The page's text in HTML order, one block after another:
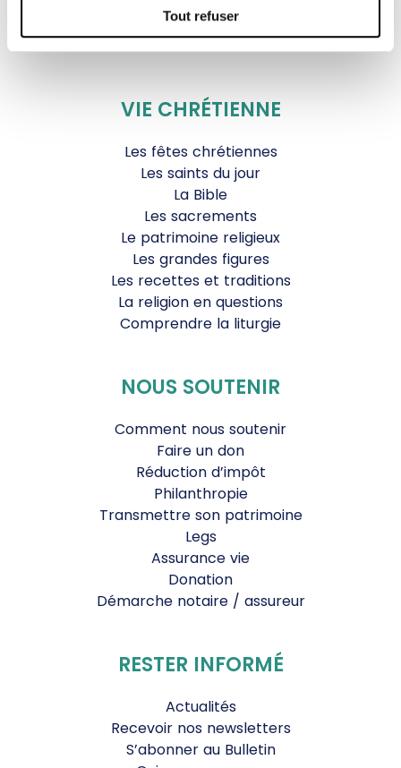
Tout refuser
Nos émissions
Toutes nos vidéos
VIE CHRÉTIENNE
Les fêtes chrétiennes
Les saints du jour
La Bible
Les sacrements
Le patrimoine religieux
Les grandes figures
Les recettes et traditions
La religion en questions
Comprendre la liturgie
NOUS SOUTENIR
Comment nous soutenir
Faire un don
Réduction d’impôt
Philanthropie
Transmettre son patrimoine
Legs
Assurance vie
Donation
Démarche notaire / assureur
RESTER INFORMÉ
Actualités
Recevoir nos newsletters
S’abonner au Bulletin